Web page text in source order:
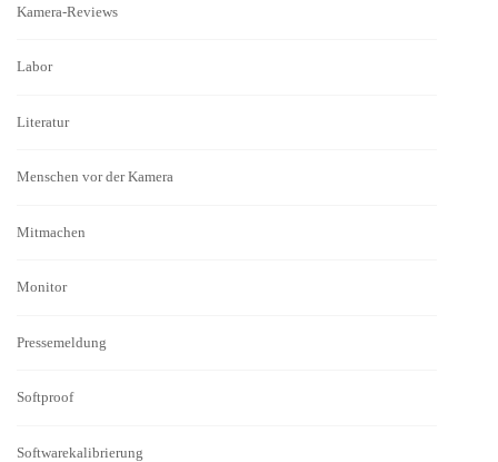
Kamera-Reviews
Labor
Literatur
Menschen vor der Kamera
Mitmachen
Monitor
Pressemeldung
Softproof
Softwarekalibrierung